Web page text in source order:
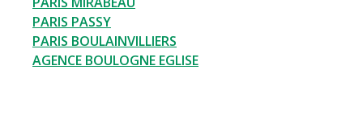
PARIS PASSY
PARIS BOULAINVILLIERS
AGENCE BOULOGNE EGLISE